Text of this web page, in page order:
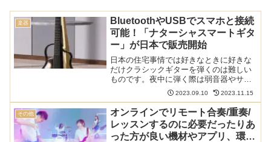
楽器
BluetoothやUSBでスマホと接続
可能！「ナターシャスマートギタ
ー」が日本で販売開始
日本の住宅事情では好きなときに好きな
だけクラシックギターを弾くのは難しい
ものです。夜中に弾く際は弱音器やサイ
レントギターを使っている方も多いので
はないでしょうか。新しく日本で発売さ
れた「ナターシャスマートギター
（Natasha Smart ...
2023.09.10 2023.11.15
その他
オンラインでリモート合奏/重奏/
レッスンするのに必要だったりあ
った方が良い機材やアプリ、環境